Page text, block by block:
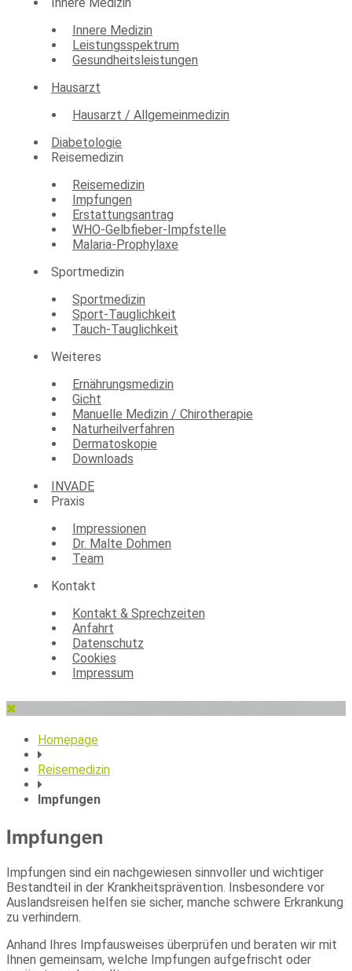
Innere Medizin
Leistungsspektrum
Gesundheitsleistungen
Hausarzt
Hausarzt / Allgemeinmedizin
Diabetologie
Reisemedizin
Reisemedizin
Impfungen
Erstattungsantrag
WHO-Gelbfieber-Impfstelle
Malaria-Prophylaxe
Sportmedizin
Sportmedizin
Sport-Tauglichkeit
Tauch-Tauglichkeit
Weiteres
Ernährungsmedizin
Gicht
Manuelle Medizin / Chirotherapie
Naturheilverfahren
Dermatoskopie
Downloads
INVADE
Praxis
Impressionen
Dr. Malte Dohmen
Team
Kontakt
Kontakt & Sprechzeiten
Anfahrt
Datenschutz
Cookies
Impressum
Homepage
Reisemedizin
Impfungen
Impfungen
Impfungen sind ein nachgewiesen sinnvoller und wichtiger
Bestandteil in der Krankheitsprävention. Insbesondere vor
Auslandsreisen helfen sie sicher, manche schwere Erkrankung
zu verhindern.
Anhand Ihres Impfausweises überprüfen und beraten wir mit
Ihnen gemeinsam, welche Impfungen aufgefrischt oder